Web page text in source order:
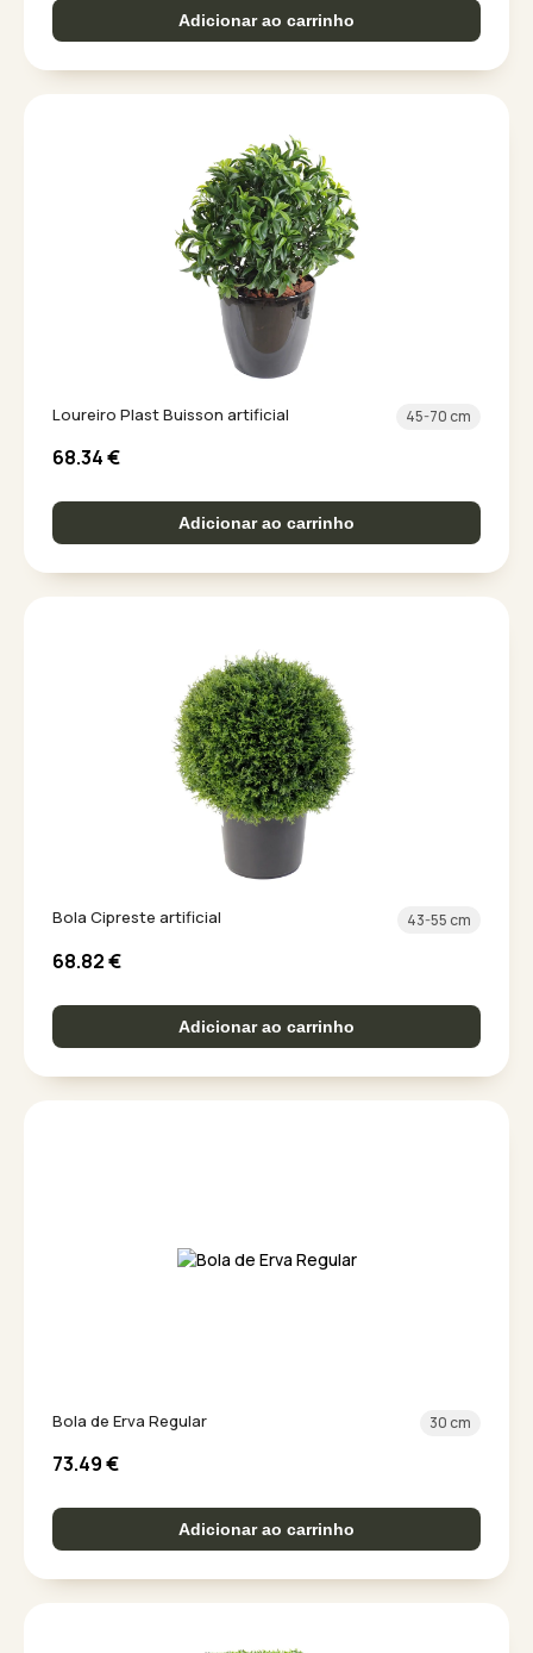
Adicionar ao carrinho
Loureiro Plast Buisson artificial 45-70 cm
68.34€
Adicionar ao carrinho
Bola Cipreste artificial 43-55 cm
68.82€
Adicionar ao carrinho
Bola de Erva Regular 30 cm
73.49€
Adicionar ao carrinho